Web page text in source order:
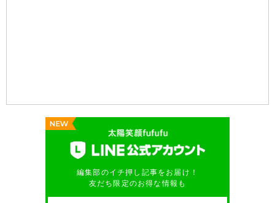
編集部のイチ押し記事をお届け！
友だち限定のお得な情報も